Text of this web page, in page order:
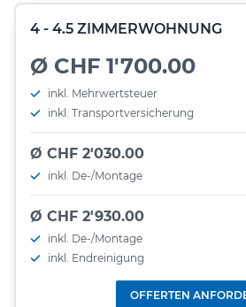
4 - 4.5 ZIMMERWOHNUNG
Ø CHF 1'700.00
inkl. Mehrwertsteuer
inkl. Transportversicherung
Ø CHF 2'030.00
inkl. De-/Montage
Ø CHF 2'930.00
inkl. De-/Montage
inkl. Endreinigung
OFFERTEN